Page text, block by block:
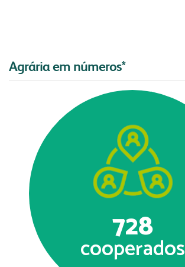
Agrária em números*
728
cooperados